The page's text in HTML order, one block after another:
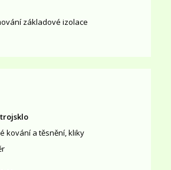
základové izolace
kování a těsnění, kliky